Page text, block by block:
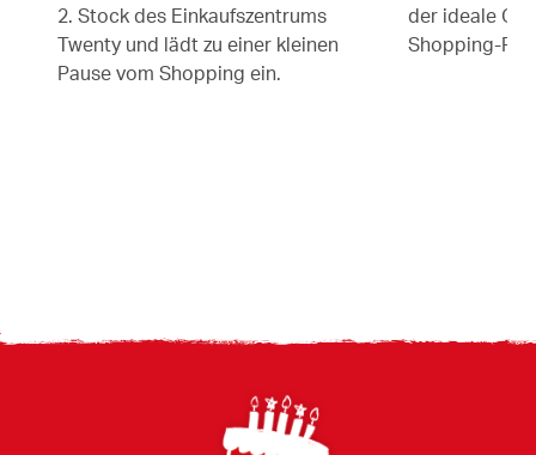
2. Stock des Einkaufszentrums
Twenty und lädt zu einer kleinen
Pause vom Shopping ein.
der ideale
Shopping-